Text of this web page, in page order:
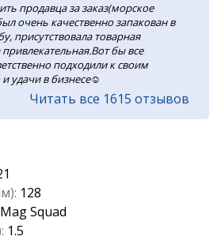
продавца за заказ(морское
очень качественно запакован в
присутствовала товарная
бы все
подходили к своим
удачи в бизнесе☺️
Читать все 1615 отзывов
128
Mag Squad
1.5